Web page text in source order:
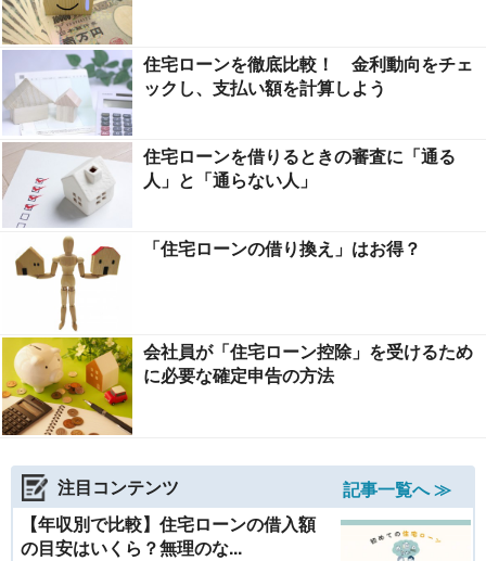
住宅ローンを徹底比較！ 金利動向をチェ
ックし、支払い額を計算しよう
住宅ローンを借りるときの審査に「通る
人」と「通らない人」
「住宅ローンの借り換え」はお得？
会社員が「住宅ローン控除」を受けるため
に必要な確定申告の方法
注目コンテンツ
記事一覧へ ≫
【年収別で比較】住宅ローンの借入額
の目安はいくら？無理のな...